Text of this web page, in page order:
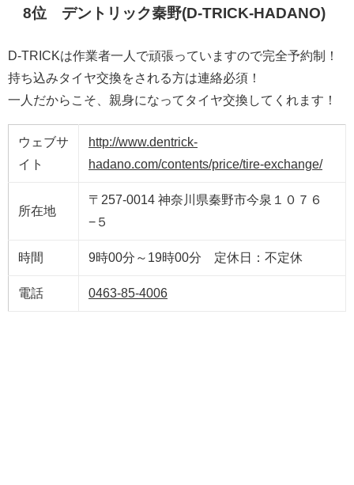
8位 デントリック秦野(D-TRICK-HADANO)
D-TRICKは作業者一人で頑張っていますので完全予約制！
持ち込みタイヤ交換をされる方は連絡必須！
一人だからこそ、親身になってタイヤ交換してくれます！
ウェブサ
イト
http://www.dentrick-
hadano.com/contents/price/tire-exchange/
所在地
〒257-0014 神奈川県秦野市今泉１０７６
−５
時間 9時00分～19時00分 定休日：不定休
電話 0463-85-4006